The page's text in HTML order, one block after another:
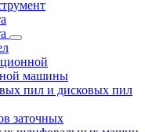
машины
пил и дисковых пил
заточных